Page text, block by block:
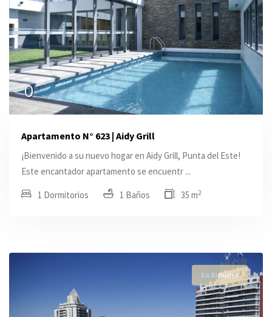
0
Apartamento N° 623 | Aidy Grill
¡Bienvenido a su nuevo hogar en Aidy Grill, Punta del Este!
Este encantador apartamento se encuentr ...
1 Dormitorios 1 Baños 35 m2
En Alquiler